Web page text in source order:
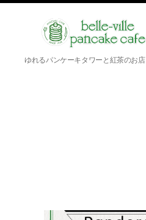
belle-
ゆれるパンケーキタワーと紅茶のお店